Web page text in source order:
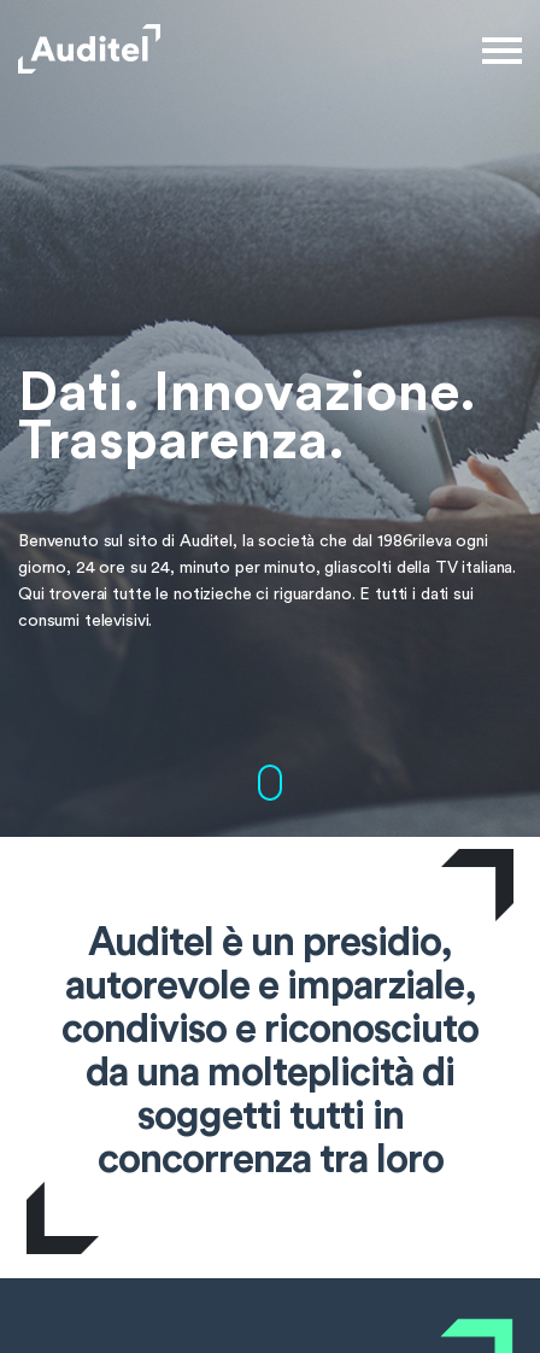
Dati. Innovazione.
Trasparenza.
Benvenuto sul sito di Auditel, la società che dal 1986rileva ogni
giorno, 24 ore su 24, minuto per minuto, gliascolti della TV italiana.
Qui troverai tutte le notizieche ci riguardano. E tutti i dati sui
consumi televisivi.
Auditel è un presidio,
autorevole e imparziale,
condiviso e riconosciuto
da una molteplicità di
soggetti tutti in
concorrenza tra loro